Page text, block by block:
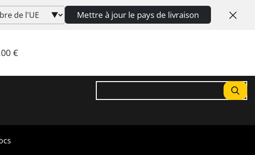
Mettre à jour le pays de livraison
€